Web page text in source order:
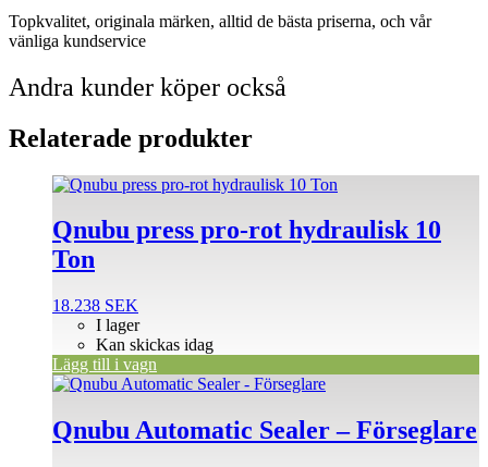
Topkvalitet, originala märken, alltid de bästa priserna, och vår
vänliga kundservice
Andra kunder köper också
Relaterade produkter
Qnubu press pro-rot hydraulisk 10
Ton
18.238 SEK
I lager
Kan skickas idag
Lägg till i vagn
Qnubu Automatic Sealer – Förseglare